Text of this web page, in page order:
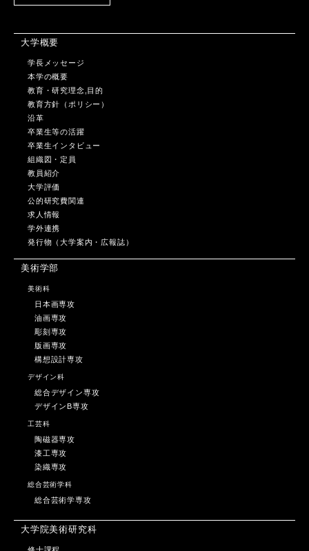
大学概要
学長メッセージ
本学の概要
教育・研究理念,目的
教育方針（ポリシー）
沿革
卒業生等の活躍
卒業生インタビュー
組織図・定員
教員紹介
大学評価
公的研究費関連
求人情報
学外連携
発行物（大学案内・広報誌）
美術学部
美術科
日本画専攻
油画専攻
彫刻専攻
版画専攻
構想設計専攻
デザイン科
総合デザイン専攻
デザインB専攻
工芸科
陶磁器専攻
漆工専攻
染織専攻
総合芸術学科
総合芸術学専攻
大学院美術研究科